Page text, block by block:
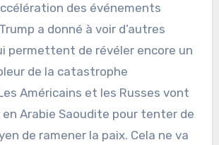
des événements
a donné à voir d’autres
permettent de révéler encore un
de la catastrophe
Américains et les Russes vont
Arabie Saoudite pour tenter de
de ramener la paix. Cela ne va